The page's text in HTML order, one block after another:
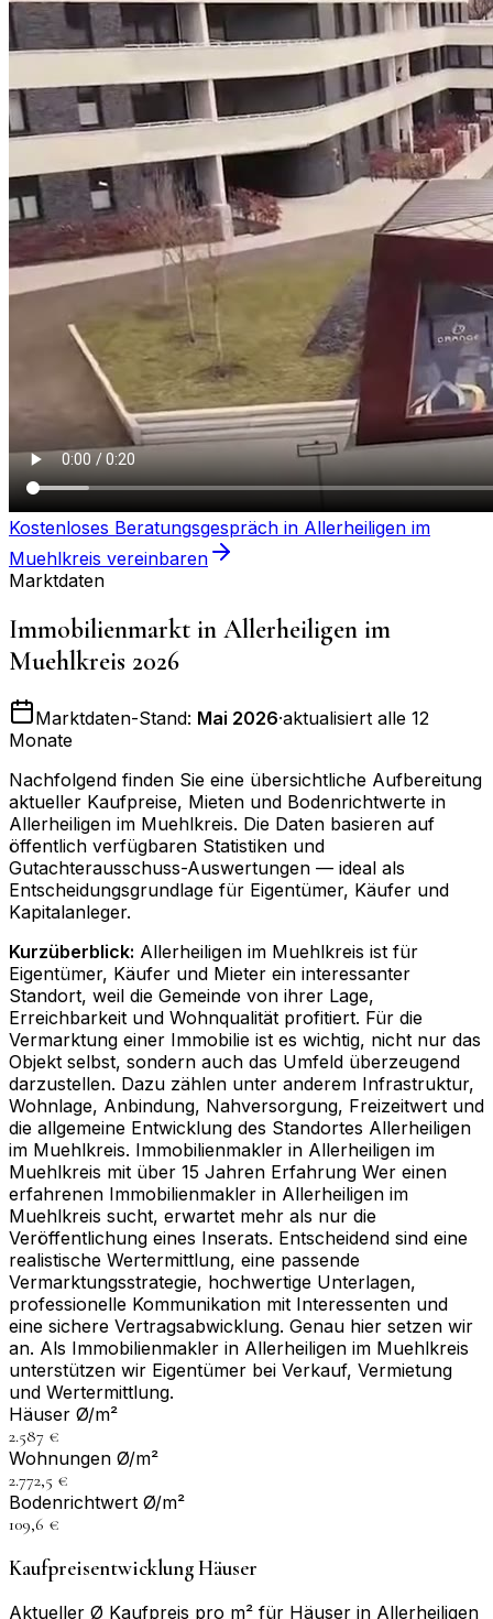
Kostenloses Beratungsgespräch in Allerheiligen im
Muehlkreis vereinbaren
Marktdaten
Immobilienmarkt in Allerheiligen im
Muehlkreis 2026
Marktdaten-Stand: Mai 2026·aktualisiert alle 12
Monate
Nachfolgend finden Sie eine übersichtliche Aufbereitung
aktueller Kaufpreise, Mieten und Bodenrichtwerte in
Allerheiligen im Muehlkreis. Die Daten basieren auf
öffentlich verfügbaren Statistiken und
Gutachterausschuss-Auswertungen — ideal als
Entscheidungsgrundlage für Eigentümer, Käufer und
Kapitalanleger.
Kurzüberblick: Allerheiligen im Muehlkreis ist für
Eigentümer, Käufer und Mieter ein interessanter
Standort, weil die Gemeinde von ihrer Lage,
Erreichbarkeit und Wohnqualität profitiert. Für die
Vermarktung einer Immobilie ist es wichtig, nicht nur das
Objekt selbst, sondern auch das Umfeld überzeugend
darzustellen. Dazu zählen unter anderem Infrastruktur,
Wohnlage, Anbindung, Nahversorgung, Freizeitwert und
die allgemeine Entwicklung des Standortes Allerheiligen
im Muehlkreis. Immobilienmakler in Allerheiligen im
Muehlkreis mit über 15 Jahren Erfahrung Wer einen
erfahrenen Immobilienmakler in Allerheiligen im
Muehlkreis sucht, erwartet mehr als nur die
Veröffentlichung eines Inserats. Entscheidend sind eine
realistische Wertermittlung, eine passende
Vermarktungsstrategie, hochwertige Unterlagen,
professionelle Kommunikation mit Interessenten und
eine sichere Vertragsabwicklung. Genau hier setzen wir
an. Als Immobilienmakler in Allerheiligen im Muehlkreis
unterstützen wir Eigentümer bei Verkauf, Vermietung
und Wertermittlung.
Häuser Ø/m²
2.587 €
Wohnungen Ø/m²
2.772,5 €
Bodenrichtwert Ø/m²
109,6 €
Kaufpreisentwicklung Häuser
Aktueller Ø Kaufpreis pro m² für Häuser in Allerheiligen